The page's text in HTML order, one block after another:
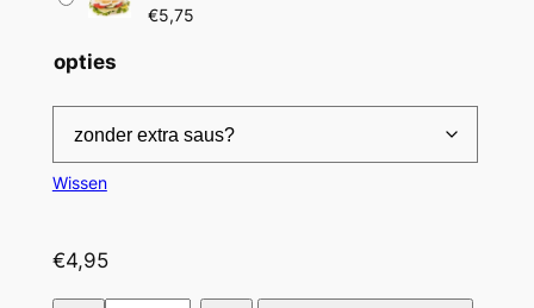
7
5
€5,75
opties
Wissen
€4,95